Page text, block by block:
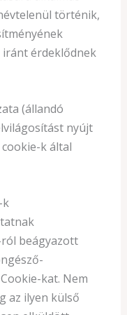
történik,
iránt érdeklődnek
(állandó
nyújt
k által
k
beágyazott
kat. Nem
az ilyen külső